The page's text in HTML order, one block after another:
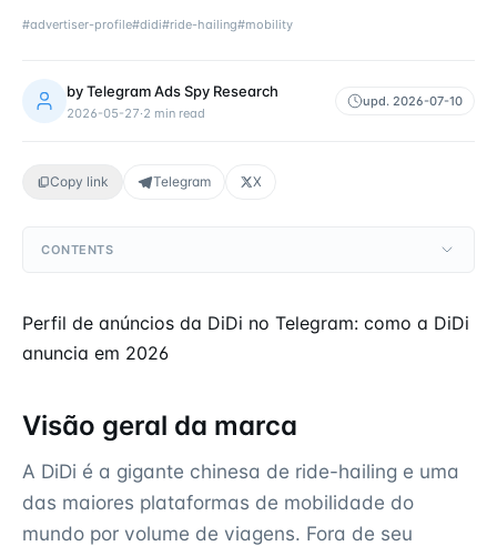
#advertiser-profile#didi#ride-hailing#mobility
byTelegram Ads Spy Research
2026-05-27·2 min read
upd. 2026-07-10
Copy link Telegram X
CONTENTS
Perfil de anúncios da DiDi no Telegram: como a DiDi
anuncia em 2026
Visão geral da marca
A DiDi é a gigante chinesa de ride-hailing e uma
das maiores plataformas de mobilidade do
mundo por volume de viagens. Fora de seu